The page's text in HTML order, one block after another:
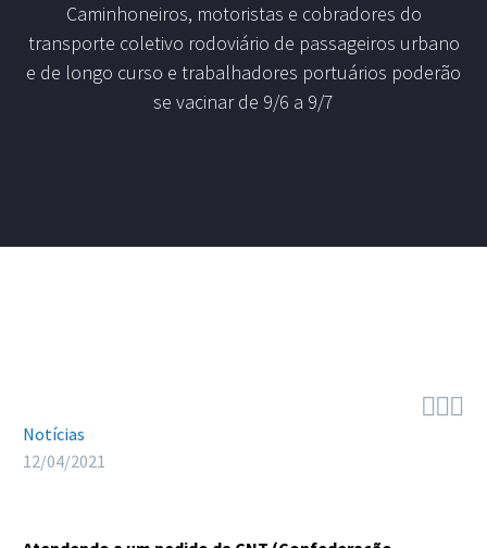
Caminhoneiros, motoristas e cobradores do
transporte coletivo rodoviário de passageiros urbano
e de longo curso e trabalhadores portuários poderão
se vacinar de 9/6 a 9/7

Notícias
12/04/2021